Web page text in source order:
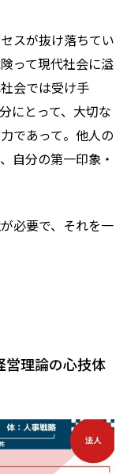
スが抜け落ちてい
って現代社会に溢
会では受け手
にとって、大切な
であって。他人の
自分の第一印象・
必要で、それを一
営理論の心技体